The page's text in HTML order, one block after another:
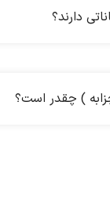
دارند؟
) چقدر است؟